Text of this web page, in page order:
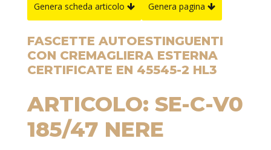
Genera scheda articolo Genera pagina
FASCETTE AUTOESTINGUENTI
CON CREMAGLIERA ESTERNA
CERTIFICATE EN 45545-2 HL3
ARTICOLO: SE-C-V0
185/47 NERE